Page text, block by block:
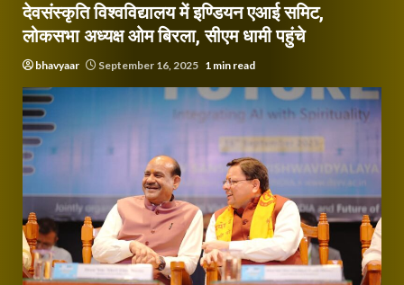
देवसंस्कृति विश्वविद्यालय में इण्डियन एआई समिट,
लोकसभा अध्यक्ष ओम बिरला, सीएम धामी पहुंचे
bhavyaar September 16, 2025 1 min read